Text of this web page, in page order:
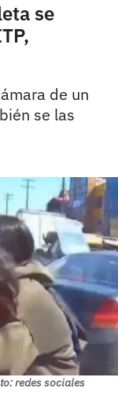
se
de un
se las
redes sociales